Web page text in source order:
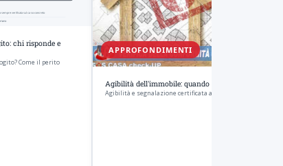
chi risponde e
Come il perito
APPROFONDIMENTI
Agibilità dell'immobile: quando manca e cosa fare
Agibilità e segnalazione certificata ai sensi dell